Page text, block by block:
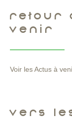
RETOUR
VENIR
Voir les Actus à
VERS